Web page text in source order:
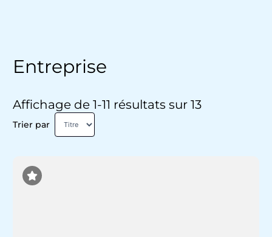
Entreprise
Affichage de 1-11 résultats sur 13
Trier par